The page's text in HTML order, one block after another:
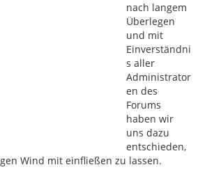
nach langem
Überlegen
und mit
Einverständni
s aller
Administrator
en des
Forums
haben wir
uns dazu
entschieden,
Wind mit einfließen zu lassen.